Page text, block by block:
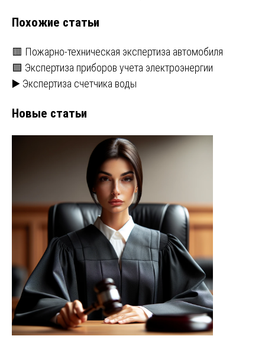
Похожие статьи
🟥 Пожарно-техническая экспертиза автомобиля
🟩 Экспертиза приборов учета электроэнергии
▶️ Экспертиза счетчика воды
Новые статьи